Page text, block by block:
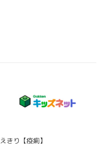
えきり【疫痢】